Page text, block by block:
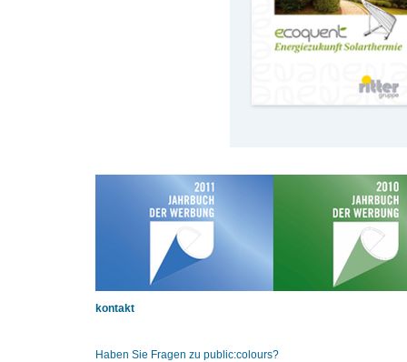
kontakt
Haben Sie Fragen zu public:colours?